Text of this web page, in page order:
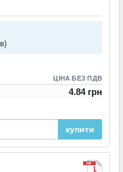
ЦІНА БЕЗ ПДВ
4.84 грн
купити